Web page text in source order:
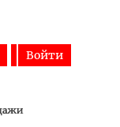
Войти